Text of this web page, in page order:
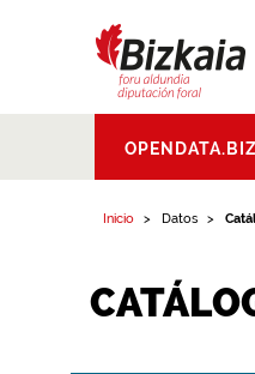
Aldundia.
Foral de Bizkaia
Inicio Datos